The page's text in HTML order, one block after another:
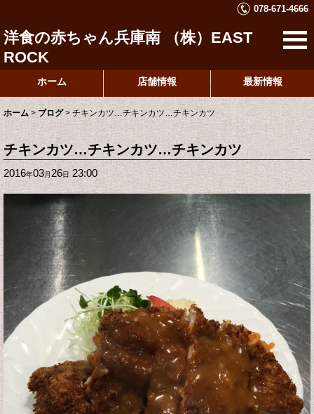
078-671-4666
洋食の赤ちゃん兵庫南 （株）EAST
ROCK
ホーム 店舗情報 最新情報
ホーム > ブログ > チキンカツ…チキンカツ…チキンカツ
チキンカツ…チキンカツ…チキンカツ
2016年03月26日23:00